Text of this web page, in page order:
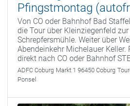
Pfingstmontag
Von CO oder Bahnhof Bad
die Tour über Kleinziegenfeld zur
Schrepfersmühle. Weiter über
Abendeinkehr Michelauer Keller.
direkt nach CO oder Bahnhof
ADFC Coburg Markt 1 96450 Coburg
Ponsel